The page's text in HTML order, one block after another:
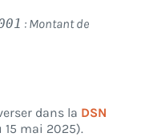
: Montant de
dans la DSN
mai 2025).